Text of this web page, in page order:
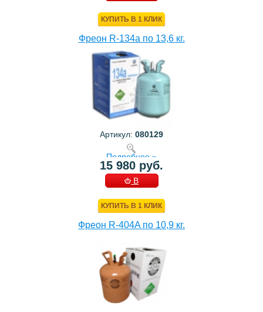
КУПИТЬ В 1 КЛИК
Фреон R-134a по 13,6 кг.
Артикул: 080129
Подробнее »
15 980 руб.
В
КУПИТЬ В 1 КЛИК
Фреон R-404A по 10,9 кг.